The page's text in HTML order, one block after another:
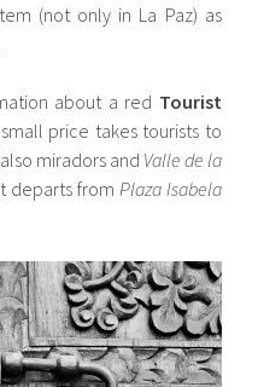
(not only in La Paz) as
about a red Tourist
price takes tourists to
miradors and Valle de la
departs from Plaza Isabela